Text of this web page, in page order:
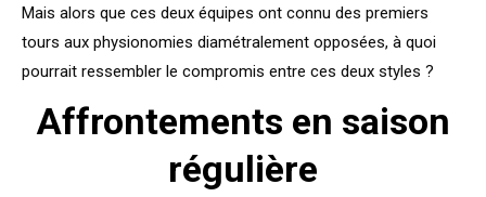
Mais alors que ces deux équipes ont connu des premiers
tours aux physionomies diamétralement opposées, à quoi
pourrait ressembler le compromis entre ces deux styles ?
Affrontements en saison
régulière